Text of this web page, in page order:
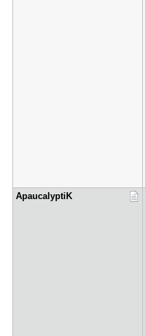
Apaucalypt​iK